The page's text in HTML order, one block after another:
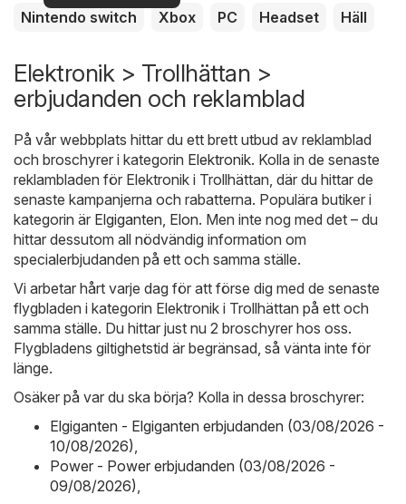
erbjudanden
Nintendo switch Xbox PC Headset Häll
Elektronik > Trollhättan >
erbjudanden och reklamblad
På vår webbplats hittar du ett brett utbud av reklamblad
och broschyrer i kategorin Elektronik. Kolla in de senaste
reklambladen för Elektronik i Trollhättan, där du hittar de
senaste kampanjerna och rabatterna. Populära butiker i
kategorin är Elgiganten Elon. Men inte nog med det – du
hittar dessutom all nödvändig information om
specialerbjudanden på ett och samma ställe.
Vi arbetar hårt varje dag för att förse dig med de senaste
flygbladen i kategorin Elektronik i Trollhättan på ett och
samma ställe. Du hittar just nu 2 broschyrer hos oss.
Flygbladens giltighetstid är begränsad, så vänta inte för
länge.
Osäker på var du ska börja? Kolla in dessa broschyrer:
Elgiganten - Elgiganten erbjudanden (03/08/2026 -
10/08/2026)
Power - Power erbjudanden (03/08/2026 -
09/08/2026)